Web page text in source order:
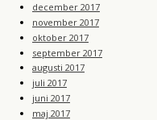
december 2017
november 2017
oktober 2017
september 2017
augusti 2017
juli 2017
juni 2017
maj 2017